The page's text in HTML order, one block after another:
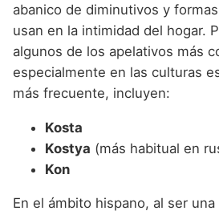
abanico de diminutivos y
usan en la intimidad del hogar.
algunos de los apelativos más
especialmente en las culturas
más frecuente, incluyen:
Kosta
Kostya (más habitual en
Kon
En el ámbito hispano, al ser